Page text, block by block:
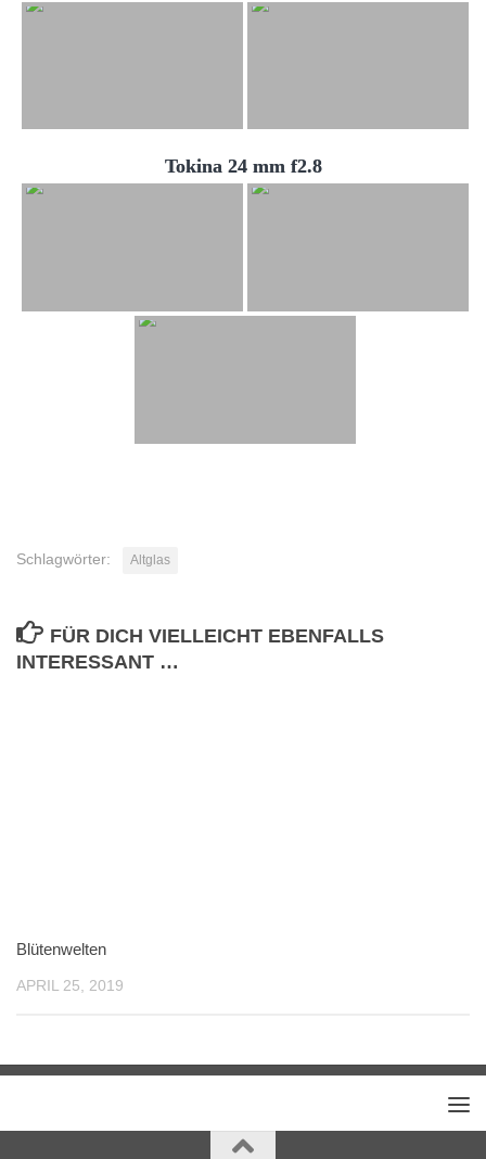
Tokina 24 mm f2.8
Schlagwörter: Altglas
FÜR DICH VIELLEICHT EBENFALLS
INTERESSANT …
Blütenwelten
APRIL 25, 2019